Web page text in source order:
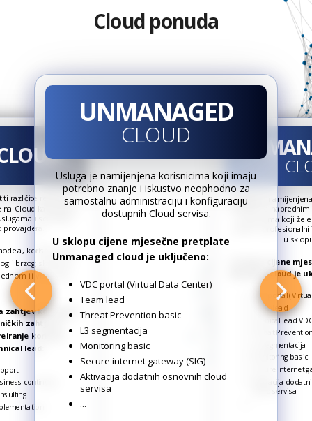
Cloud ponuda
UNMANAGED
CLOUD
Usluga je namijenjena korisnicima koji imaju
potrebno znanje i iskustvo neophodno za
samostalnu administraciju i konfiguraciju
dostupnih Cloud servisa.
U sklopu cijene mjesečne pretplate
Unmanaged cloud je uključeno:
VDC portal (Virtual Data Center)
Team lead
Threat Prevention basic
L3 segmentacija
Monitoring basic
Secure internet gateway (SIG)
Aktivacija dodatnih osnovnih cloud
servisa
...
Usluga je
potrebu za
korisnicima koji
iskusni i
u
U sklopu cijene
Managed cloud je
VDC portal
Team lead
Tehnical lead
Threat
L3 segmentacija
Monitoring basic
Secure internet
Aktivacija
cloud servisa
različite resurse i
Cloud katalog BH
i servisima
korisnici imaju
i brzog skaliranja
ili više Data
zahtjev korisnika i
zahtjeva i
korisnik
lead:
continuity